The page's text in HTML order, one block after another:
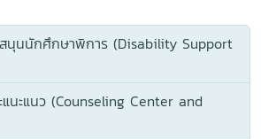
นุนนักศึกษาพิการ (Disability Support
นะแนว (Counseling Center and